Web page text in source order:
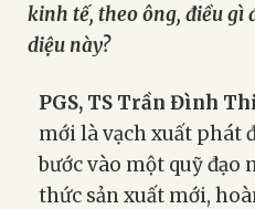
kinh tế, theo ông, điều gì
diệu này?
PGS, TS Trần Đình
mới là vạch xuất phát
bước vào một quỹ đạo
thức sản xuất mới,